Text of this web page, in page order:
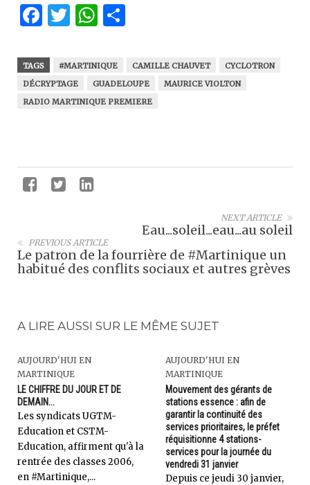
Facebook
Twitter
WhatsApp
TAGS #MARTINIQUE CAMILLE CHAUVET
CYCLOTRON
DÉCRYPTAGE
GUADELOUPE
MAURICE VIOLTON
RADIO MARTINIQUE PREMIERE
NEXT ARTICLE
Eau...soleil...eau...au soleil
PREVIOUS ARTICLE
Le patron de la fourrière de #Martinique un
habitué des conflits sociaux et autres grèves
A LIRE AUSSI SUR LE MÊME SUJET
AUJOURD'HUI EN
MARTINIQUE
LE CHIFFRE DU JOUR ET DE
DEMAIN...
Les syndicats UGTM-
Education et CSTM-
Education, affirment qu'à la
rentrée des classes 2006,
en #Martinique,...
AUJOURD'HUI EN
MARTINIQUE
Mouvement des gérants de
stations essence : afin de
garantir la continuité des
services prioritaires, le préfet
réquisitionne 4 stations-
services pour la journée du
vendredi 31 janvier
Depuis ce jeudi 30 janvier,